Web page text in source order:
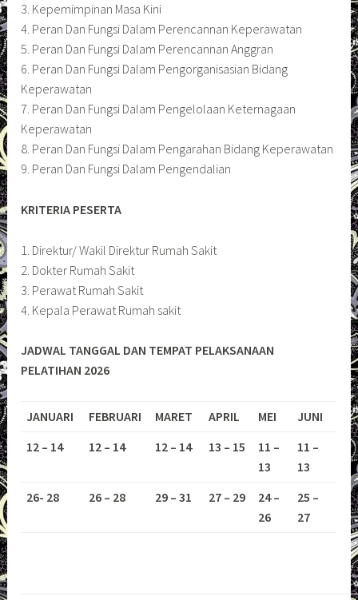
3. Kepemimpinan Masa Kini
4. Peran Dan Fungsi Dalam Perencannan Keperawatan
5. Peran Dan Fungsi Dalam Perencannan Anggran
6. Peran Dan Fungsi Dalam Pengorganisasian Bidang
Keperawatan
7. Peran Dan Fungsi Dalam Pengelolaan Keternagaan
Keperawatan
8. Peran Dan Fungsi Dalam Pengarahan Bidang Keperawatan
9. Peran Dan Fungsi Dalam Pengendalian
KRITERIA PESERTA
1. Direktur/ Wakil Direktur Rumah Sakit
2. Dokter Rumah Sakit
3. Perawat Rumah Sakit
4. Kepala Perawat Rumah sakit
JADWAL TANGGAL DAN TEMPAT PELAKSANAAN
PELATIHAN 2026
JANUARI FEBRUARI MARET APRIL MEI
JUNI
12 – 14
12 – 14 12 – 14 13 – 15
11 –
13
11 –
13
26- 28
26 – 28 29 – 31 27 – 29
24 –
26
25 –
27